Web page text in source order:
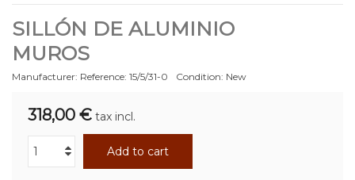
SILLÓN DE ALUMINIO
MUROS
Manufacturer: Reference: 15/5/31-0 Condition: New
318,00 € tax incl.
Add to cart